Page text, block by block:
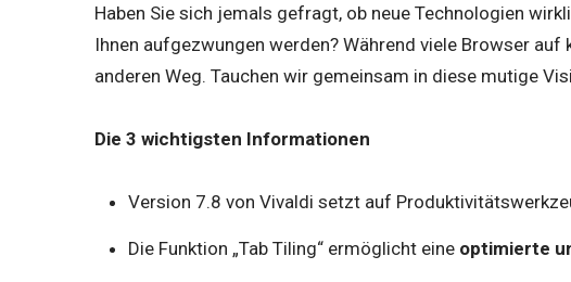
Haben Sie sich jemals gefragt, ob neue Technologien
Ihnen aufgezwungen werden? Während viele Browser
anderen Weg. Tauchen wir gemeinsam in diese mutige
Die 3 wichtigsten Informationen
Version 7.8 von Vivaldi setzt auf
Die Funktion „Tab Tiling“ ermöglicht eine optimierte